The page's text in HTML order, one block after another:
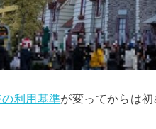
利用基準が変ってからは初